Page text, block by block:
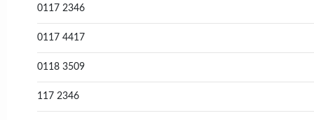
0117 2346
0117 4417
0118 3509
117 2346